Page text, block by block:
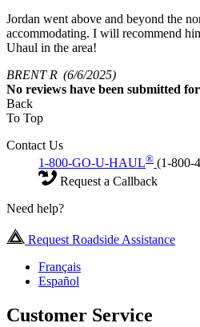
Jordan went above and beyond the
accommodating. I will recommend
Uhaul in the area!
BRENT R (6/6/2025)
No reviews have been submitted
Back
To Top
Contact Us
1-800-GO-U-HAUL® (1-800-
Request a Callback
Need help?
Request Roadside Assistance
Français
Español
Customer Service